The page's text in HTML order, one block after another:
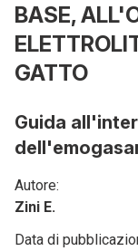
BASE,
GATTO
Guida
Autore:
Zini E.
Data di